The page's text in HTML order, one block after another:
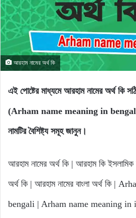
আরহাম নামের অর্থ কি
এই পোষ্টের মাধ্যমে আরহাম নামের অর্থ কি
(Arham name meaning in bengali)।
নামটির বৈশিষ্ট্য সমূহ জানুন।
আরহাম নামের অর্থ কি | আরহাম কি
অর্থ কি | আরহাম নামের বাংলা অর্থ কি |
bengali | Arham name meaning in